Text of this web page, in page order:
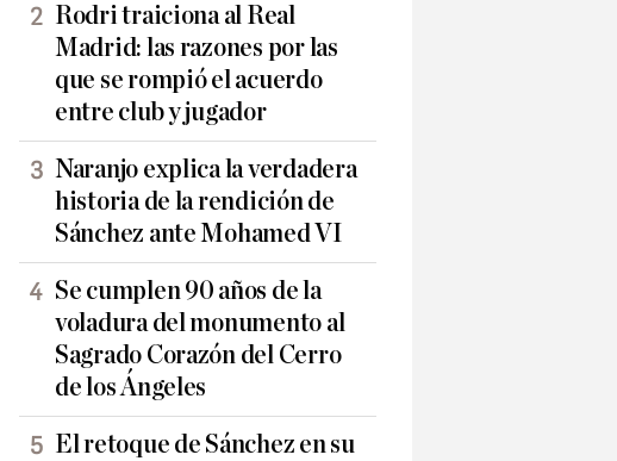
Rodri traiciona al Real
Madrid: las razones por las
que se rompió el acuerdo
entre club y jugador
Naranjo explica la verdadera
historia de la rendición de
Sánchez ante Mohamed VI
Se cumplen 90 años de la
voladura del monumento al
Sagrado Corazón del Cerro
de los Ángeles
El retoque de Sánchez en su